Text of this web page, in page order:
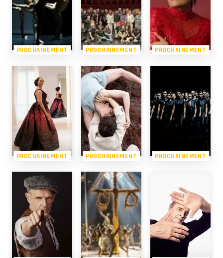
PROCHAINEMENT PROCHAINEMENT PROCHAINEMENT
PROCHAINEMENT PROCHAINEMENT PROCHAINEMENT